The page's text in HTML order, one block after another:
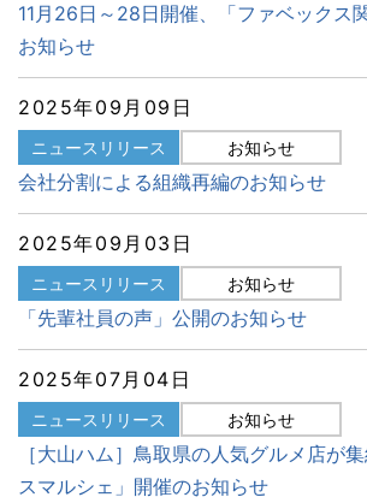
11月26日～28日開催、「ファベックス
お知らせ
2025年09月09日
ニュースリリース お知らせ
会社分割による組織再編のお知らせ
2025年09月03日
ニュースリリース お知らせ
「先輩社員の声」公開のお知らせ
2025年07月04日
ニュースリリース お知らせ
［大山ハム］鳥取県の人気グルメ店が
スマルシェ」開催のお知らせ